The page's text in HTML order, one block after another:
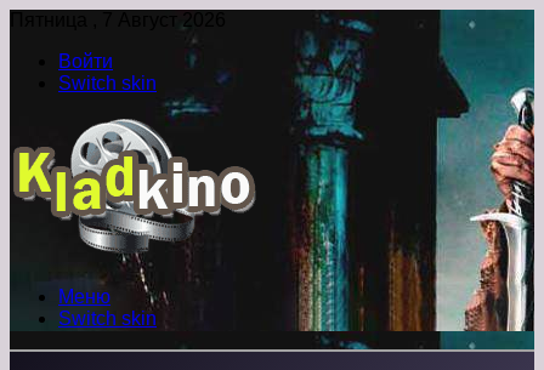
Пятница , 7 Август 2026
Войти
Switch skin
Меню
Switch skin